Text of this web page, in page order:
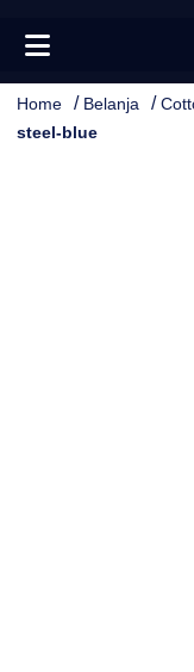
Home / Belanja /
steel-blue